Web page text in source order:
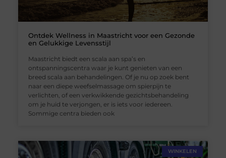
Ontdek Wellness in Maastricht voor een Gezonde
en Gelukkige Levensstijl
Maastricht biedt een scala aan spa’s en
ontspanningscentra waar je kunt genieten van een
breed scala aan behandelingen. Of je nu op zoek bent
naar een diepe weefselmassage om spierpijn te
verlichten, of een verkwikkende gezichtsbehandeling
om je huid te verjongen, er is iets voor iedereen.
Sommige centra bieden ook
WINKELEN